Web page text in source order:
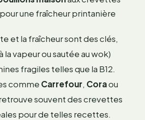
une fraîcheur printanière
et la fraîcheur sont des clés,
la vapeur ou sautée au wok)
fragiles telles que la B12.
comme Carrefour, Coraou
souvent des crevettes
pour de telles recettes.